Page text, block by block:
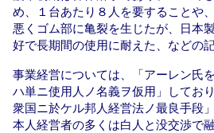
め、１台あたり８人を要することや
悪くゴム部に亀裂を生じたが、日本
好で長期間の使用に耐えた、などの記
事業経営については、「アーレン氏
ハ単ニ使用人ノ名義ヲ仮用」してお
衆国ニ於ケル邦人経営法ノ最良手段
本人経営者の多くは白人と没交渉で